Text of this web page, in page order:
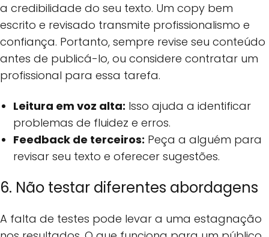
a credibilidade do seu texto. Um copy bem
escrito e revisado transmite profissionalismo e
confiança. Portanto, sempre revise seu conteúdo
antes de publicá-lo, ou considere contratar um
profissional para essa tarefa.
Leitura em voz alta: Isso ajuda a identificar
problemas de fluidez e erros.
Feedback de terceiros: Peça a alguém para
revisar seu texto e oferecer sugestões.
6. Não testar diferentes abordagens
A falta de testes pode levar a uma estagnação